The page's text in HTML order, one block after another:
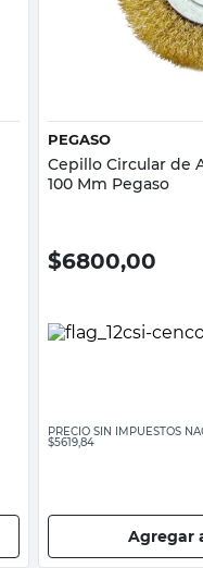
PEGASO
Cepillo Circular de
100 Mm Pegaso
$6800,00
PRECIO SIN IMPUESTOS
$5619,84
Agregar